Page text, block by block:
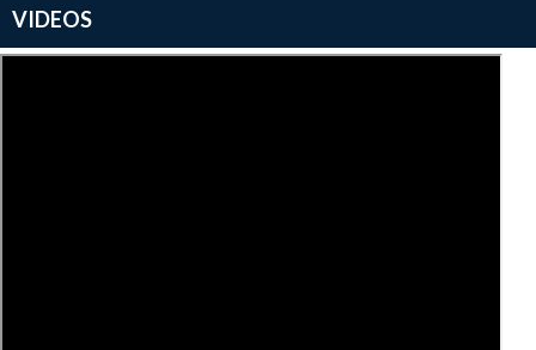
VIDEOS